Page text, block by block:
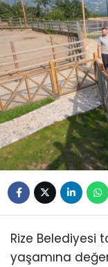
Rize Belediyesi
yaşamına